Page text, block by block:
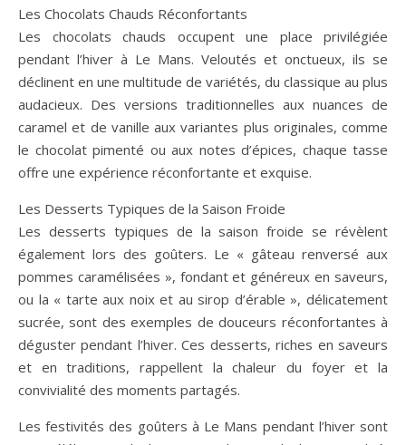
Les Chocolats Chauds Réconfortants
Les chocolats chauds occupent une place privilégiée
pendant l’hiver à Le Mans. Veloutés et onctueux, ils se
déclinent en une multitude de variétés, du classique au plus
audacieux. Des versions traditionnelles aux nuances de
caramel et de vanille aux variantes plus originales, comme
le chocolat pimenté ou aux notes d’épices, chaque tasse
offre une expérience réconfortante et exquise.
Les Desserts Typiques de la Saison Froide
Les desserts typiques de la saison froide se révèlent
également lors des goûters. Le « gâteau renversé aux
pommes caramélisées », fondant et généreux en saveurs,
ou la « tarte aux noix et au sirop d’érable », délicatement
sucrée, sont des exemples de douceurs réconfortantes à
déguster pendant l’hiver. Ces desserts, riches en saveurs
et en traditions, rappellent la chaleur du foyer et la
convivialité des moments partagés.
Les festivités des goûters à Le Mans pendant l’hiver sont